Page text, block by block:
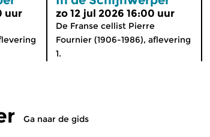
uur zo 12 jul 2026 16:00 uur
De Franse cellist Pierre
Fournier (1906-1986), aflevering
1.
Ga naar de gids